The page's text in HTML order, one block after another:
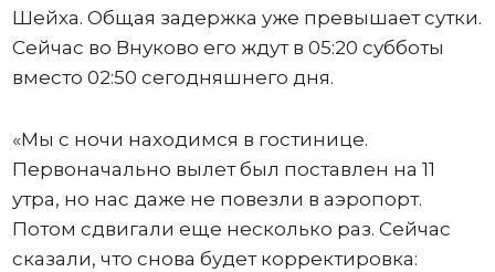
Шейха. Общая задержка уже превышает сутки.
Сейчас во Внуково его ждут в 05:20 субботы
вместо 02:50 сегодняшнего дня.
«Мы с ночи находимся в гостинице.
Первоначально вылет был поставлен на 11
утра, но нас даже не повезли в аэропорт.
Потом сдвигали еще несколько раз. Сейчас
сказали, что снова будет корректировка: